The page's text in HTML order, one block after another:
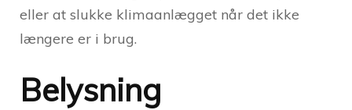
eller at slukke klimaanlægget når det ikke
længere er i brug.
Belysning